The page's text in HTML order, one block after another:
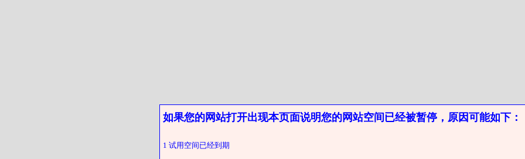
如果您的网站打开出现本页面说明您的网站空间已经被暂停，原因可能如下：
1 试用空间已经到期